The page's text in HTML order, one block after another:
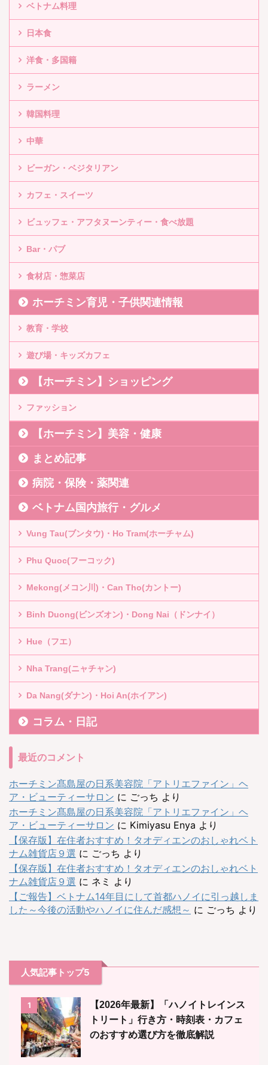
ベトナム料理
日本食
洋食・多国籍
ラーメン
韓国料理
中華
ビーガン・ベジタリアン
カフェ・スイーツ
ビュッフェ・アフタヌーンティー・食べ放題
Bar・パブ
食材店・惣菜店
ホーチミン育児・子供関連情報
教育・学校
遊び場・キッズカフェ
【ホーチミン】ショッピング
ファッション
【ホーチミン】美容・健康
まとめ記事
病院・保険・薬関連
ベトナム国内旅行・グルメ
Vung Tau(ブンタウ)・Ho Tram(ホーチャム)
Phu Quoc(フーコック)
Mekong(メコン川)・Can Tho(カントー)
Binh Duong(ビンズオン)・Dong Nai（ドンナイ）
Hue（フエ）
Nha Trang(ニャチャン)
Da Nang(ダナン)・Hoi An(ホイアン)
コラム・日記
最近のコメント
ホーチミン髙島屋の日系美容院「アトリエファイン」ヘ
ア・ビューティーサロン に ごっち より
ホーチミン髙島屋の日系美容院「アトリエファイン」ヘ
ア・ビューティーサロン に Kimiyasu Enya より
【保存版】在住者おすすめ！タオディエンのおしゃれベト
ナム雑貨店９選 に ごっち より
【保存版】在住者おすすめ！タオディエンのおしゃれベト
ナム雑貨店９選 に ネミ より
【ご報告】ベトナム14年目にして首都ハノイに引っ越しま
した～今後の活動やハノイに住んだ感想～ に ごっち より
人気記事トップ5
1
【2026年最新】「ハノイトレインス
トリート」行き方・時刻表・カフェ
のおすすめ選び方を徹底解説